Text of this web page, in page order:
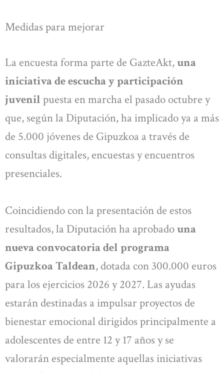
Medidas para mejorar
La encuesta forma parte de GazteAkt,una
iniciativa de escucha y participación
juvenil puesta en marcha el pasado octubre y
que, según la Diputación, ha implicado ya a más
de 5.000 jóvenes de Gipuzkoa a través de
consultas digitales, encuestas y encuentros
presenciales.
Coincidiendo con la presentación de estos
resultados, la Diputación ha aprobadouna
nueva convocatoria del programa
Gipuzkoa Taldean, dotada con 300.000 euros
para los ejercicios 2026 y 2027. Las ayudas
estarán destinadas a impulsar proyectos de
bienestar emocional dirigidos principalmente a
adolescentes de entre 12 y 17 años y se
valorarán especialmente aquellas iniciativas